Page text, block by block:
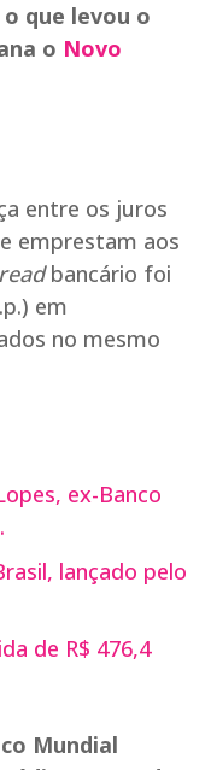
que levou o
o Novo
entre os juros
emprestam aos
bancário foi
em
no mesmo
ex-Banco
lançado pelo
de R$ 476,4
Mundial